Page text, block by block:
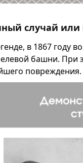
случай
в 1867 году
башни. При
повреждения.